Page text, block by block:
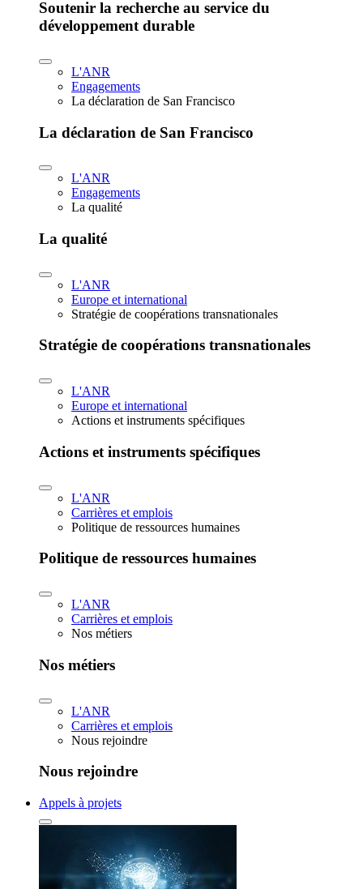
Soutenir la recherche au service du
développement durable
L'ANR
Engagements
La déclaration de San Francisco
La déclaration de San Francisco
L'ANR
Engagements
La qualité
La qualité
L'ANR
Europe et international
Stratégie de coopérations transnationales
Stratégie de coopérations transnationales
L'ANR
Europe et international
Actions et instruments spécifiques
Actions et instruments spécifiques
L'ANR
Carrières et emplois
Politique de ressources humaines
Politique de ressources humaines
L'ANR
Carrières et emplois
Nos métiers
Nos métiers
L'ANR
Carrières et emplois
Nous rejoindre
Nous rejoindre
Appels à projets